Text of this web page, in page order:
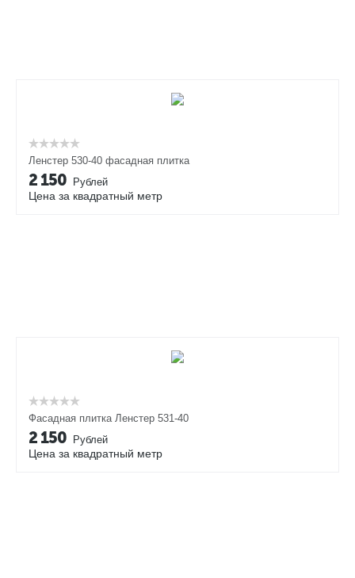
Ленстер 530-40 фасадная плитка
2 150 Рублей
Цена за квадратный метр
Фасадная плитка Ленстер 531-40
2 150 Рублей
Цена за квадратный метр